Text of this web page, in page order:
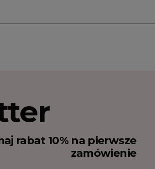
rabat 10% na pierwsze
zamówienie